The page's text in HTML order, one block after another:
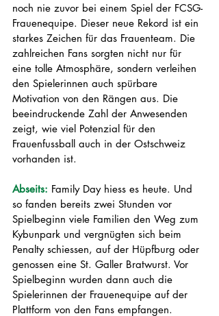
noch nie zuvor bei einem Spiel der FCSG-
Frauenequipe. Dieser neue Rekord ist ein
starkes Zeichen für das Frauenteam. Die
zahlreichen Fans sorgten nicht nur für
eine tolle Atmosphäre, sondern verleihen
den Spielerinnen auch spürbare
Motivation von den Rängen aus. Die
beeindruckende Zahl der Anwesenden
zeigt, wie viel Potenzial für den
Frauenfussball auch in der Ostschweiz
vorhanden ist.
Abseits: Family Day hiess es heute. Und
so fanden bereits zwei Stunden vor
Spielbeginn viele Familien den Weg zum
Kybunpark und vergnügten sich beim
Penalty schiessen, auf der Hüpfburg oder
genossen eine St. Galler Bratwurst. Vor
Spielbeginn wurden dann auch die
Spielerinnen der Frauenequipe auf der
Plattform von den Fans empfangen.